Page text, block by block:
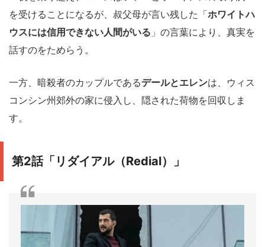
を受けることになるが、叔父母が言い残した「ホワイトハ
ウスには信用できない人間がいる 」の言葉により、真実を
話すのをためらう。
一方、暗殺者のカップルであるデールとエレンは、ウィス
コンシン州郊外の家に侵入し、隠された荷物を回収しま
す。
第2話「リダイアル（Redial）」